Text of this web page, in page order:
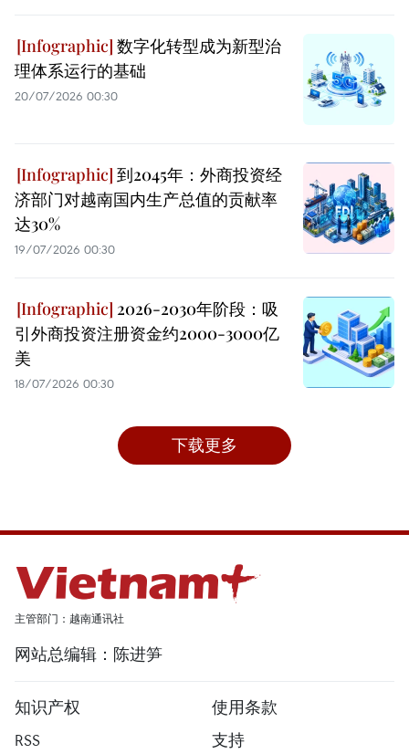
数字化转型成为新型治
理体系运行的基础
20/07/2026 00:30
到2045年：外商投资经
济部门对越南国内生产总值的贡献率
达30%
19/07/2026 00:30
2026-2030年阶段：吸
引外商投资注册资金约2000-3000亿
美
18/07/2026 00:30
下载更多
主管部门：越南通讯社
网站总编辑：陈进笋
知识产权
使用条款
RSS
支持